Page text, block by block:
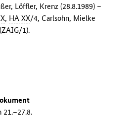
Löffler, Krenz (28.8.1989) –
, HA XX/4, Carlsohn, Mielke
ZAIG/1).
21.–27.8.